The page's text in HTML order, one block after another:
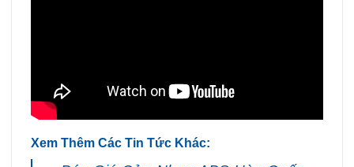
Xem Thêm Các Tin Tức Khác: